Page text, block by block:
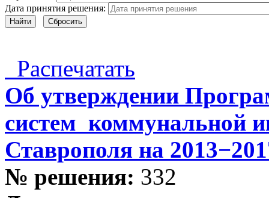
Дата принятия решения:
Найти Сбросить
Распечатать
Об утверждении
систем коммунальной
Ставрополя на
№ решения: 332